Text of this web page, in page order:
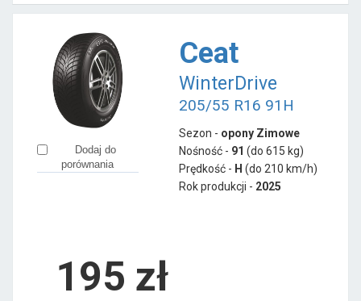
Dodaj do
porównania
Ceat
WinterDrive
205/55 R16 91H
Sezon - opony Zimowe
Nośność - 91 (do 615 kg)
Prędkość - H (do 210 km/h)
Rok produkcji - 2025
195 zł